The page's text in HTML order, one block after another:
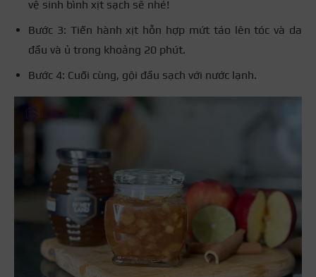
vệ sinh bình xịt sạch sẽ nhé!
Bước 3: Tiến hành xịt hỗn hợp mứt táo lên tóc và da
đầu và ủ trong khoảng 20 phút.
Bước 4: Cuối cùng, gội đầu sạch với nước lạnh.